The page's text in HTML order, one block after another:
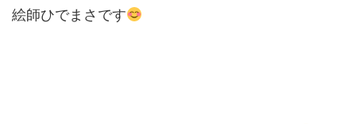
絵師ひでまさです